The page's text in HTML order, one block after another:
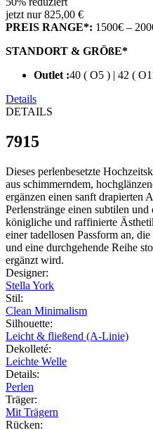
jetzt nur 825,00 €
PREIS RANGE*: 1500€ –
STANDORT & GRÖßE*
Outlet :40 ( O5 ) | 42 (
Details
DETAILS
7915
Dieses perlenbesetzte
aus schimmerndem,
ergänzen einen sanft drapierten
Perlenstränge einen subtilen
königliche und raffinierte
einer tadellosen Passform an,
und eine durchgehende Reihe
ergänzt wird.
Designer:
Stella York
Stil:
Clean Minimalism
Silhouette:
Leicht & fließend (A-Linie)
Dekolleté:
Leichte Welle
Details:
Perlen
Träger:
Mit Trägern
Rücken: